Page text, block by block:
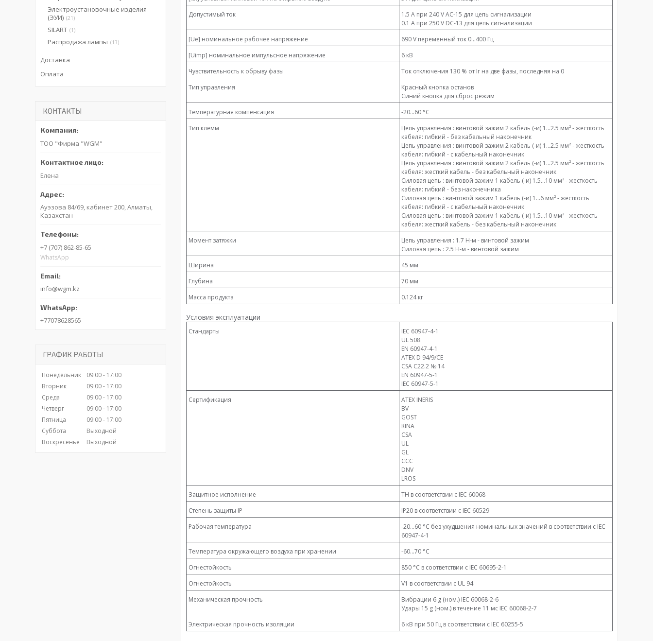
Допустимый ток
1.5 А при 240 V AC-15 для цепь сигнализации
0.1 А при 250 V DC-13 для цепь сигнализации
[Ue] номинальное рабочее напряжение
690 V переменный ток 0...400 Гц
[Uimp] номинальное импульсное напряжение
6 кВ
Чувствительность к обрыву фазы
Ток отключения 130 % от Ir на две фазы, последняя на 0
Тип управления
Красный кнопка останов
Синий кнопка для сброс режим
Температурная компенсация
-20...60 °C
Тип клемм
Цепь управления : винтовой зажим 2 кабель (-и) 1...2.5 мм² - жесткость
кабеля: гибкий - без кабельный наконечник
Цепь управления : винтовой зажим 2 кабель (-и) 1...2.5 мм² - жесткость
кабеля: гибкий - с кабельный наконечник
Цепь управления : винтовой зажим 2 кабель (-и) 1...2.5 мм² - жесткость
кабеля: жесткий кабель - без кабельный наконечник
Силовая цепь : винтовой зажим 1 кабель (-и) 1.5...10 мм² - жесткость
кабеля: гибкий - без наконечника
Силовая цепь : винтовой зажим 1 кабель (-и) 1...6 мм² - жесткость
кабеля: гибкий - с кабельный наконечник
Силовая цепь : винтовой зажим 1 кабель (-и) 1.5...10 мм² - жесткость
кабеля: жесткий кабель - без кабельный наконечник
Момент затяжки
Цепь управления : 1.7 Н-м - винтовой зажим
Силовая цепь : 2.5 Н-м - винтовой зажим
Ширина
45 мм
Глубина
70 мм
Масса продукта
0.124 кг
Условия эксплуатации
Стандарты
IEC 60947-4-1
UL 508
EN 60947-4-1
ATEX D 94/9/CE
CSA C22.2 № 14
EN 60947-5-1
IEC 60947-5-1
Сертификация
ATEX INERIS
BV
GOST
RINA
CSA
UL
GL
CCC
DNV
LROS
Защитное исполнение
TH в соответствии с IEC 60068
Cтепень защиты IP
IP20 в соответствии с IEC 60529
Рабочая температура
-20...60 °C без ухудшения номинальных значений в соответствии с IEC
60947-4-1
Температура окружающего воздуха при хранении
-60...70 °C
Огнестойкость
850 °C в соответствии с IEC 60695-2-1
Огнестойкость
V1 в соответствии с UL 94
Механическая прочность
Вибрации 6 g (ном.) IEC 60068-2-6
Удары 15 g (ном.) в течение 11 мс IEC 60068-2-7
Электрическая прочность изоляции
6 кВ при 50 Гц в соответствии с IEC 60255-5
Электроустановочные изделия
(ЭУИ) 21
SILART 1
Распродажа лампы 13
Доставка
Оплата
КОНТАКТЫ
ТОО "Фирма "WGM"
Елена
Ауэзова 84/69, кабинет 200, Алматы,
Казахстан
+7 (707) 862-85-65
WhatsApp
info@wgm.kz
+77078628565
ГРАФИК РАБОТЫ
Понедельник 09:00
17:00
Вторник
09:00
17:00
Среда
09:00
17:00
Четверг
09:00
17:00
Пятница
09:00
17:00
Суббота
Выходной
Воскресенье
Выходной